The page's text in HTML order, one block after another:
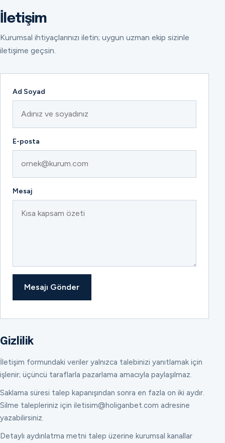
İletişim
Kurumsal ihtiyaçlarınızı iletin; uygun uzman ekip sizinle
iletişime geçsin.
Ad Soyad
E-posta
Mesaj
Mesajı Gönder
Gizlilik
İletişim formundaki veriler yalnızca talebinizi yanıtlamak için
işlenir; üçüncü taraflarla pazarlama amacıyla paylaşılmaz.
Saklama süresi talep kapanışından sonra en fazla on iki aydır.
Silme talepleriniz için iletisim@holiganbet.com adresine
yazabilirsiniz.
Detaylı aydınlatma metni talep üzerine kurumsal kanallar